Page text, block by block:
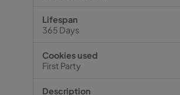
365 Days
First Party